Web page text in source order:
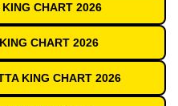
CHART 2026
CHART 2026
KING CHART 2026